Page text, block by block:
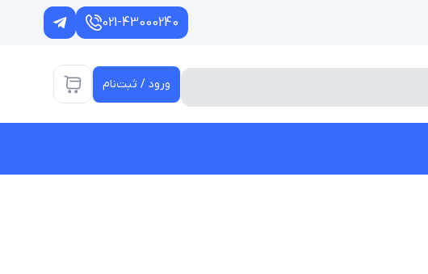
021-43000240
ورود / ثبت‌نام